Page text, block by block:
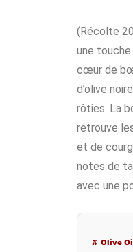
(Récolte
une
cœur de
d’olive
rôties. La
retrouve
et de
notes de
avec une
🫒 Olive